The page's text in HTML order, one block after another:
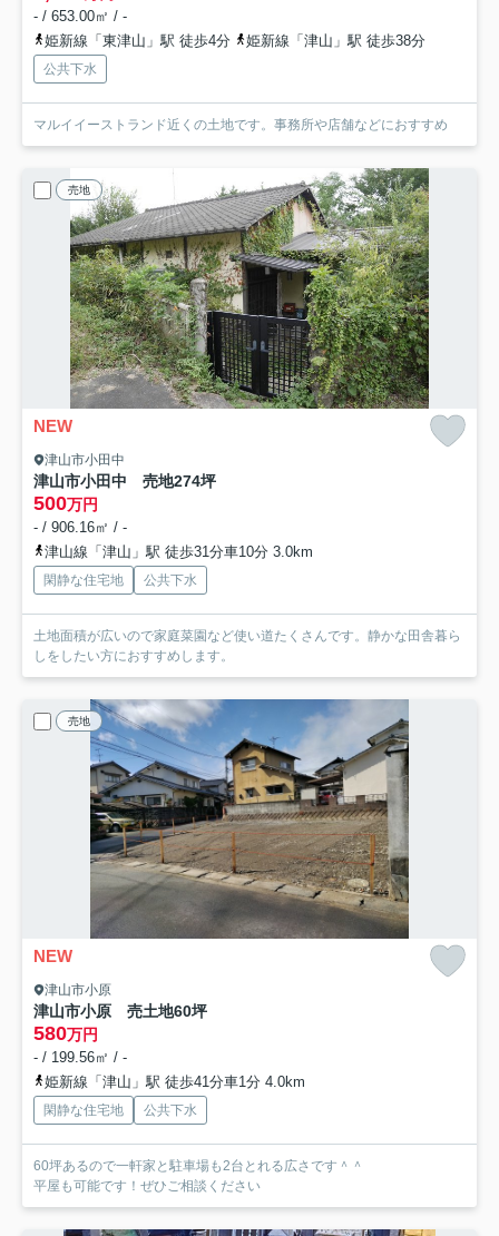
- / 653.00㎡ / -
姫新線「東津山」駅 徒歩4分
姫新線「津山」駅 徒歩38分
公共下水
マルイイーストランド近くの土地です。事務所や店舗などにおすすめ
売地
NEW
津山市小田中
津山市小田中 売地274坪
500万円
- / 906.16㎡ / -
津山線「津山」駅 徒歩31分車10分 3.0km
閑静な住宅地 公共下水
土地面積が広いので家庭菜園など使い道たくさんです。静かな田舎暮ら
しをしたい方におすすめします。
売地
NEW
津山市小原
津山市小原 売土地60坪
580万円
- / 199.56㎡ / -
姫新線「津山」駅 徒歩41分車1分 4.0km
閑静な住宅地 公共下水
60坪あるので一軒家と駐車場も2台とれる広さです＾＾
平屋も可能です！ぜひご相談ください